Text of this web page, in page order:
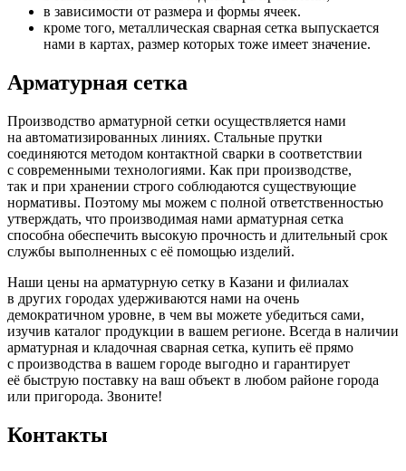
в зависимости от размера и формы ячеек.
кроме того, металлическая сварная сетка выпускается
нами в картах, размер которых тоже имеет значение.
Арматурная сетка
Производство арматурной сетки осуществляется нами
на автоматизированных линиях. Стальные прутки
соединяются методом контактной сварки в соответствии
с современными технологиями. Как при производстве,
так и при хранении строго соблюдаются существующие
нормативы. Поэтому мы можем с полной ответственностью
утверждать, что производимая нами арматурная сетка
способна обеспечить высокую прочность и длительный срок
службы выполненных с её помощью изделий.
Наши цены на арматурную сетку в Казани и филиалах
в других городах удерживаются нами на очень
демократичном уровне, в чем вы можете убедиться сами,
изучив каталог продукции в вашем регионе. Всегда в наличии
арматурная и кладочная сварная сетка, купить её прямо
с производства в вашем городе выгодно и гарантирует
её быструю поставку на ваш объект в любом районе города
или пригорода. Звоните!
Контакты